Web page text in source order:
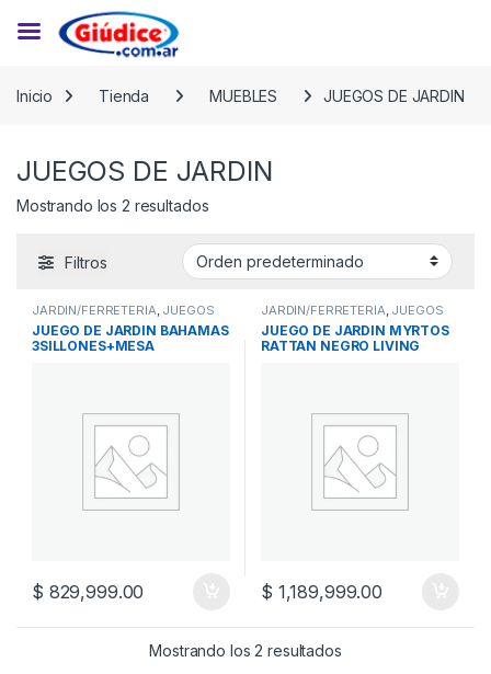
Inicio
Tienda MUEBLES JUEGOS DE JARDIN
JUEGOS DE JARDIN
Mostrando los 2 resultados
Filtros
JARDIN/FERRETERIA, JUEGOS
DE JARDIN, MUEBLES
JUEGO DE JARDIN BAHAMAS
3SILLONES+MESA
$ 829,999.00
JARDIN/FERRETERIA, JUEGOS
DE JARDIN, MUEBLES
JUEGO DE JARDIN MYRTOS
RATTAN NEGRO LIVING
$ 1,189,999.00
Mostrando los 2 resultados